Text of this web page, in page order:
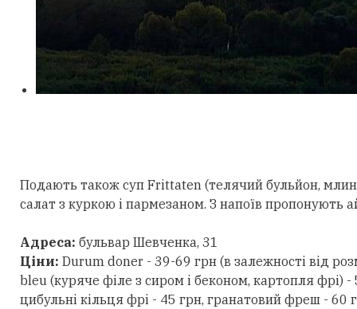
Подають також суп Frittaten (телячий бульйон,
салат з куркою і пармезаном. З напоїв пропонують
Адреса: бульвар Шевченка, 31
Ціни: Durum doner - 39-69 грн (в залежності від
bleu (куряче філе з сиром і беконом, картопля фрі)
цибульні кільця фрі - 45 грн, гранатовий фреш - 60